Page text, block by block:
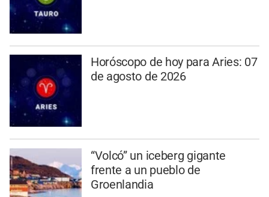
Horóscopo de hoy para Aries: 07
de agosto de 2026
“Volcó” un iceberg gigante
frente a un pueblo de
Groenlandia